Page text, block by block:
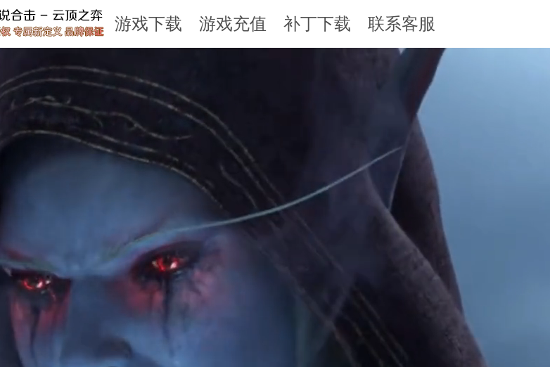
游戏下载 游戏充值 补丁下载 联系客服